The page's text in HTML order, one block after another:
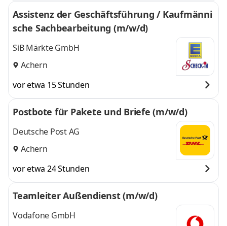
Assistenz der Geschäftsführung / Kaufmänni
sche Sachbearbeitung (m/w/d)
SiB Märkte GmbH
Achern
vor etwa 15 Stunden
Postbote für Pakete und Briefe (m/w/d)
Deutsche Post AG
Achern
vor etwa 24 Stunden
Teamleiter Außendienst (m/w/d)
Vodafone GmbH